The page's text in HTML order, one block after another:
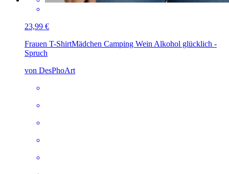
23,99 €
Frauen T-ShirtMädchen Camping Wein Alkohol glücklich -
Spruch
von DesPhoArt